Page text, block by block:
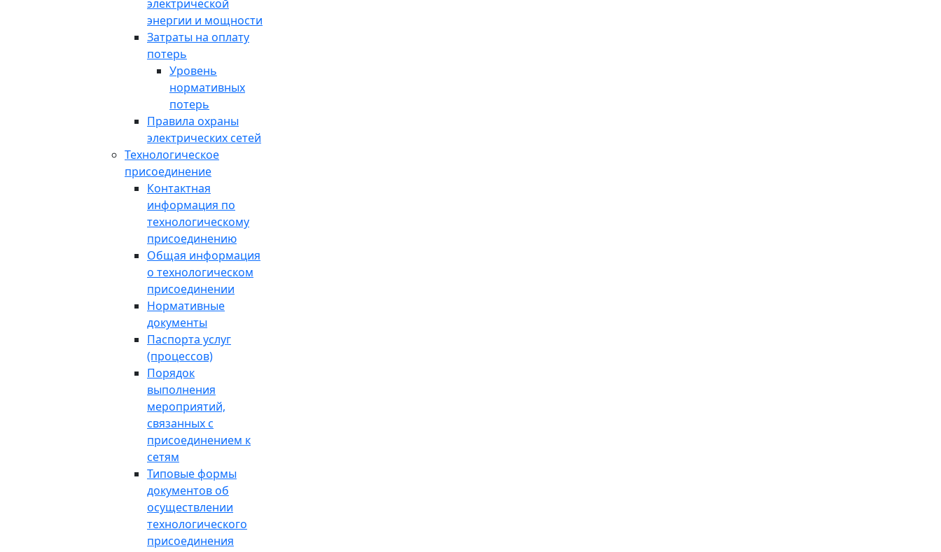
электрической
энергии и мощности
Затраты на оплату
потерь
Уровень
нормативных
потерь
Правила охраны
электрических сетей
Технологическое
присоединение
Контактная
информация по
технологическому
присоединению
Общая информация
о технологическом
присоединении
Нормативные
документы
Паспорта услуг
(процессов)
Порядок
выполнения
мероприятий,
связанных с
присоединением к
сетям
Типовые формы
документов об
осуществлении
технологического
присоединения